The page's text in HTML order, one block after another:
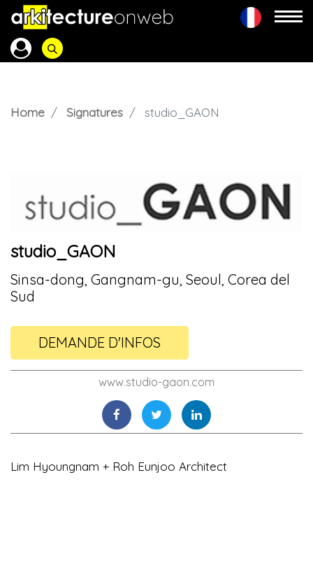
Home Signatures studio_GAON
studio_GAON
Sinsa-dong, Gangnam-gu, Seoul, Corea del
Sud
DEMANDE D'INFOS
www.studio-gaon.com
Lim Hyoungnam + Roh Eunjoo Architect